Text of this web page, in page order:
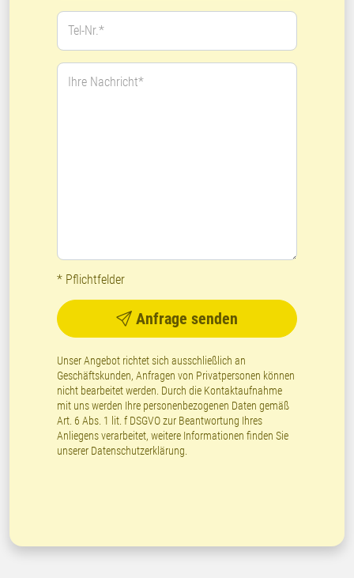
Tel-Nr.*
Ihre Nachricht*
* Pflichtfelder
Anfrage senden
Unser Angebot richtet sich ausschließlich an
Geschäftskunden, Anfragen von Privatpersonen können
nicht bearbeitet werden. Durch die Kontaktaufnahme
mit uns werden Ihre personenbezogenen Daten gemäß
Art. 6 Abs. 1 lit. f DSGVO zur Beantwortung Ihres
Anliegens verarbeitet, weitere Informationen finden Sie
unserer Datenschutzerklärung.